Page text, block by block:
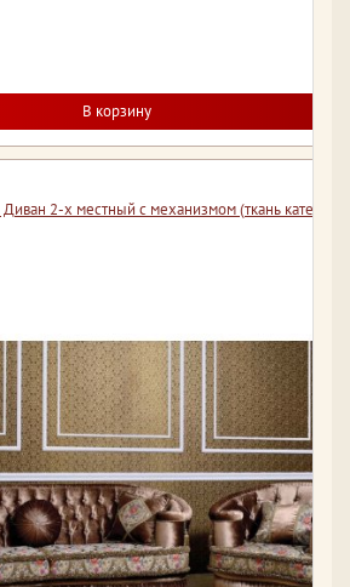
В корзину
2-х местный с механизмом (ткань